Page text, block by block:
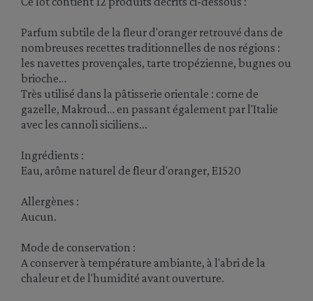
Parfum subtile de la fleur d'oranger retrouvé dans de
nombreuses recettes traditionnelles de nos régions :
les navettes provençales, tarte tropézienne, bugnes ou
brioche…
Très utilisé dans la pâtisserie orientale : corne de
gazelle, Makroud… en passant également par l'Italie
avec les cannoli siciliens...
Ingrédients :
Eau, arôme naturel de fleur d'oranger, E1520
Allergènes :
Aucun.
Mode de conservation :
A conserver à température ambiante, à l'abri de la
chaleur et de l'humidité avant ouverture.